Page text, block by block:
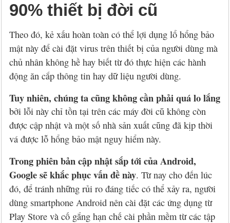
90% thiết bị đời cũ
Theo đó, kẻ xấu hoàn toàn có thể lợi dụng lổ hổng bảo
mật này để cài đặt virus trên thiết bị của người dùng mà
chủ nhân không hề hay biết từ đó thực hiện các hành
động ăn cắp thông tin hay dữ liệu người dùng.
Tuy nhiên, chúng ta cũng không cần phải quá lo lắng
bởi lỗi này chỉ tồn tại trên các máy đời cũ không còn
được cập nhật và một số nhà sản xuất cũng đã kịp thời
vá được lỗ hổng bảo mật nguy hiểm này.
Trong phiên bản cập nhật sắp tới của Android,
Google sẽ khắc phục vấn đề này. Từ nay cho đến lúc
đó, để tránh những rủi ro đáng tiếc có thể xảy ra, người
dùng smartphone Android nên cài đặt các ứng dụng từ
Play Store và cố gắng hạn chế cài phần mềm từ các tập